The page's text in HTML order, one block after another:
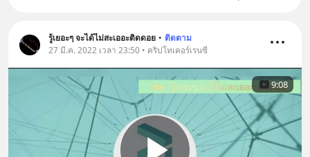
รู้เยอะๆ จะได้ไม่สะเออะติดดอย • ติดตาม
27 มี.ค. 2022 เวลา 23:50 • คริปโทเคอร์เรนซี
9:08